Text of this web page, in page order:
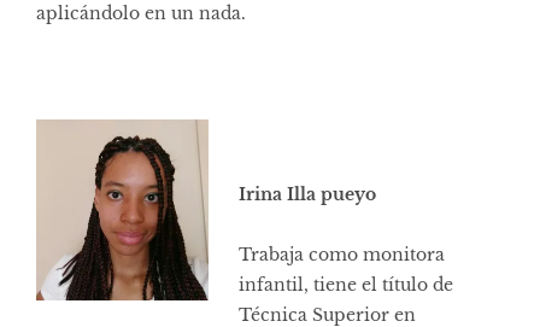
aplicándolo en un nada.
Irina Illa pueyo
Trabaja como monitora
infantil, tiene el título de
Técnica Superior en